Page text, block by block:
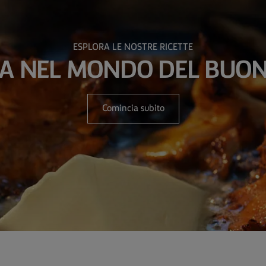
ESPLORA LE NOSTRE RICETTE
NEL MONDO DEL
Comincia subito